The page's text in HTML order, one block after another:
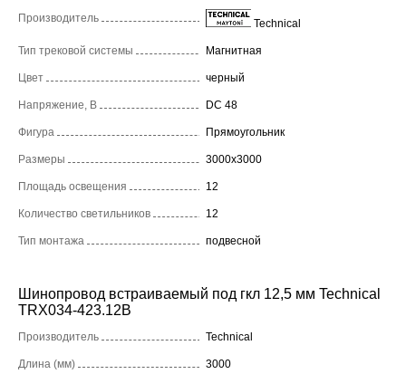
Производитель Technical
Тип трековой системы Магнитная
Цвет черный
Напряжение, В DC 48
Фигура Прямоугольник
Размеры 3000x3000
Площадь освещения 12
Количество светильников 12
Тип монтажа подвесной
Шинопровод встраиваемый под гкл 12,5 мм Technical
TRX034-423.12B
Производитель Technical
Длина (мм) 3000